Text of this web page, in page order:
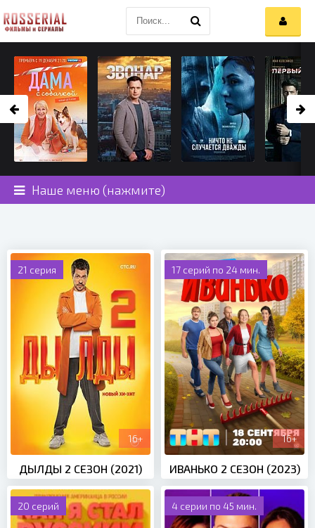
Наше меню (нажмите)
21 серия
16+
ДЫЛДЫ 2 СЕЗОН (2021)
17 серий по 24 мин.
16+
ИВАНЬКО 2 СЕЗОН (2023)
20 серий 4 серии по 45 мин.